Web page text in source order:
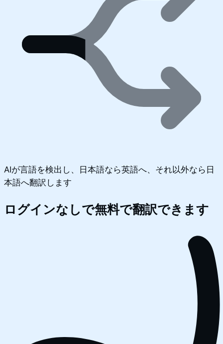
AIが言語を検出し、日本語なら英語へ、それ以外なら日
本語へ翻訳します
ログインなしで無料で翻訳できます